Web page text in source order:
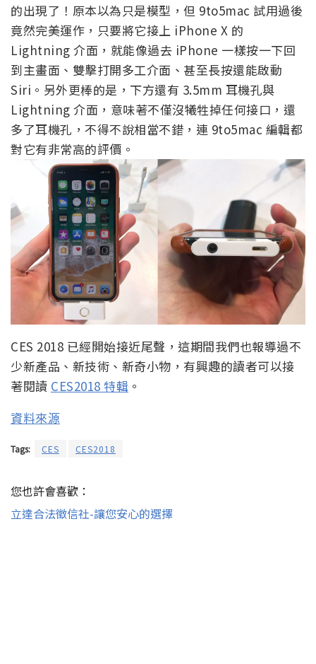
的出現了！原本以為只是模型，但 9to5mac 試用過後
竟然完美運作，只要將它接上 iPhone X 的
Lightning 介面，就能像過去 iPhone 一樣按一下回
到主畫面、雙擊打開多工介面、甚至長按還能啟動
Siri。另外更棒的是，下方還有 3.5mm 耳機孔與
Lightning 介面，意味著不僅沒犧牲掉任何接口，還
多了耳機孔，不得不說相當不錯，連 9to5mac 編輯都
對它有非常高的評價。
CES 2018 已經開始接近尾聲，這期間我們也報導過不
少新產品、新技術、新奇小物，有興趣的讀者可以接
著閱讀 CES2018 特輯 。
資料來源
Tags: CES CES2018
您也許會喜歡：
立達合法徵信社-讓您安心的選擇